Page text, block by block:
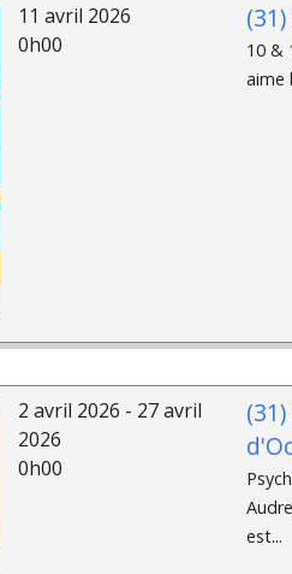
11 avril 2026
0h00
10 &
aime
2 avril 2026 - 27 avril
2026
0h00
est...